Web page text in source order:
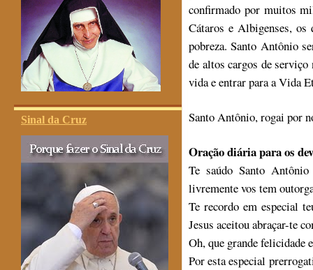
Sinal da Cruz
confirmado por muitos
Cátaros e Albigenses,
pobreza. Santo Antônio
de altos cargos de
vida e entrar para a Vida
Santo Antônio, rogai por
Oração diária para os
Te saúdo Santo
livremente vos tem
Te recordo em especial
Jesus aceitou abraçar-te
Oh, que grande felicidade
Por esta especial